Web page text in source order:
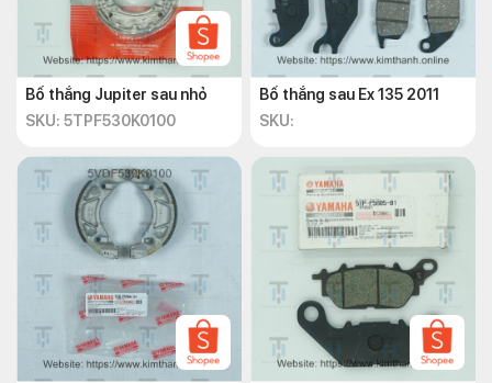
Bố thắng Jupiter sau nhỏ
SKU: 5TPF530K0100
Bố thắng sau Ex 135 2011
SKU: